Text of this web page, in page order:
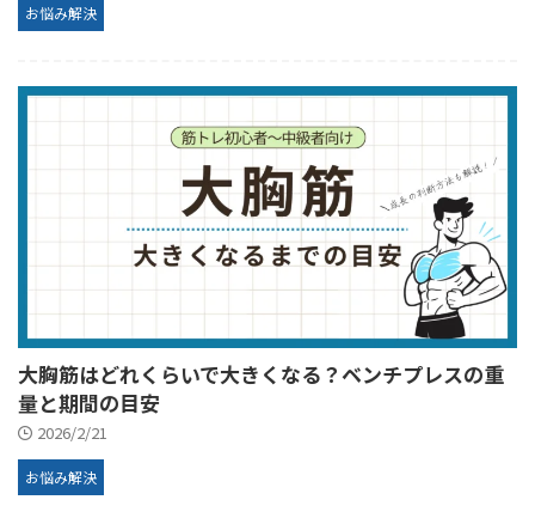
お悩み解決
大胸筋はどれくらいで大きくなる？ベンチプレスの重
量と期間の目安
2026/2/21
お悩み解決